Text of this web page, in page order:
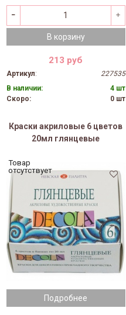
В корзину
213 руб
Артикул:
227535
В наличии:
4 шт
Скоро:
0 шт
Краски акриловые 6 цветов
20мл глянцевые
Подробнее
Товар
отсутствует